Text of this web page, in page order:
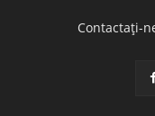
Contactați-